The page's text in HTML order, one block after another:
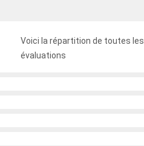
Voici la répartition de toutes les
évaluations